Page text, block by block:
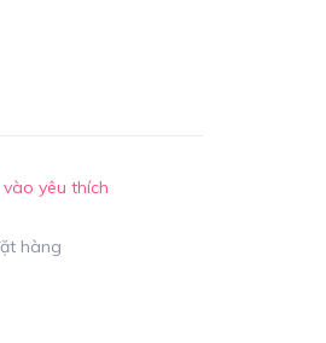
yêu thích
hàng